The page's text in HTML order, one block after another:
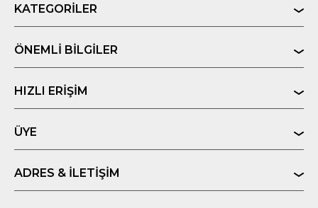
KATEGORILER
ÖNEMLI BILGILER
HIZLI ERIŞIM
ÜYE
ADRES & İLETIŞIM